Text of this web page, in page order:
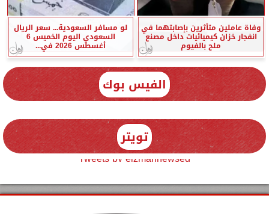
وفاة عاملين متأثرين بإصابتهما في
انفجار خزان كيميائيات داخل مصنع
ملح بالفيوم
لو مسافر السعودية... سعر الريال
السعودي اليوم الخميس 6
أغسطس 2026 في...
الفيس بوك
تويتر
Tweets by elzmannewseg